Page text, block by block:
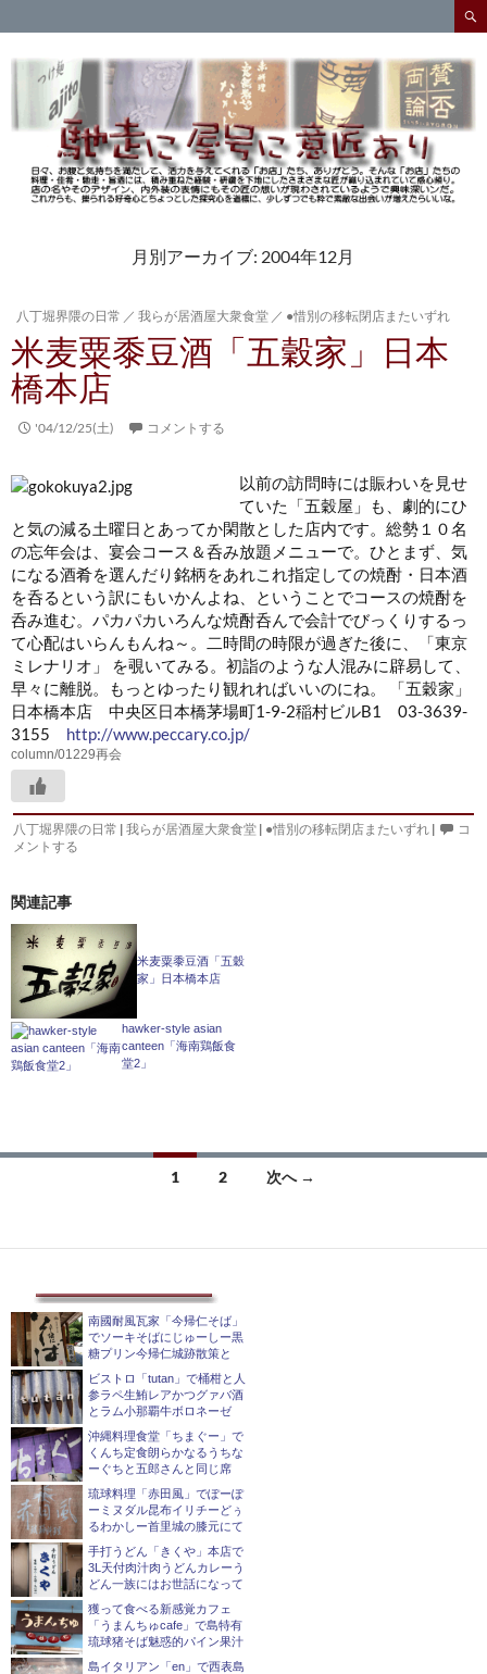
索
ン
ン
ツ
月別アーカイブ: 2004年12月
八丁堀界隈の日常 ／ 我らが居酒屋大衆食堂 ／ ●惜別の移転閉店またいずれ
米麦粟黍豆酒「五穀家」日本
橋本店
'04/12/25(土) コメントする
以前の訪問時には賑わいを見せ
ていた「五穀屋」も、劇的にひ
と気の減る土曜日とあってか閑散とした店内です。総勢１０名
の忘年会は、宴会コース＆呑み放題メニューで。ひとまず、気
になる酒肴を選んだり銘柄をあれこれ指定しての焼酎・日本酒
を呑るという訳にもいかんよね、ということでコースの焼酎を
呑み進む。パカパカいろんな焼酎呑んで会計でびっくりするっ
て心配はいらんもんね～。二時間の時限が過ぎた後に、「東京
ミレナリオ」 を覗いてみる。初詣のような人混みに辟易して、
早々に離脱。もっとゆったり観れればいいのにね。 「五穀家」
日本橋本店 中央区日本橋茅場町1-9-2稲村ビルB1 03-3639-
3155 http://www.peccary.co.jp/
column/01229再会
八丁堀界隈の日常 | 我らが居酒屋大衆食堂 | ●惜別の移転閉店またいずれ |
コ
メントする
関連記事
米麦粟黍豆酒「五穀
家」日本橋本店
hawker-style asian
canteen「海南鶏飯食
堂2」
ナ
ゲ
ー
シ
ョ
ン
1 2 次へ →
南國耐風瓦家「今帰仁そば」
でソーキそばにじゅーしー黒
糖プリン今帰仁城跡散策と
ビストロ「tutan」で桶柑と人
参ラペ生鮪レアかつグァバ酒
とラム小那覇牛ボロネーゼ
沖縄料理食堂「ちまぐー」で
くんち定食朗らかなるうちな
ーぐちと五郎さんと同じ席
琉球料理「赤田風」でぽーぽ
ーミヌダル昆布イリチーどぅ
るわかしー首里城の膝元にて
手打うどん「きくや」本店で
3L天付肉汁肉うどんカレーう
どん一族にはお世話になって
獲って食べる新感覚カフェ
「うまんちゅcafe」で島特有
琉球猪そば魅惑的パイン果汁
島イタリアン「en」で西表島